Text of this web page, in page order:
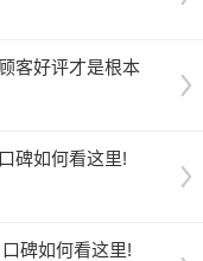
客好评才是根本
碑如何看这里!
碑如何看这里!